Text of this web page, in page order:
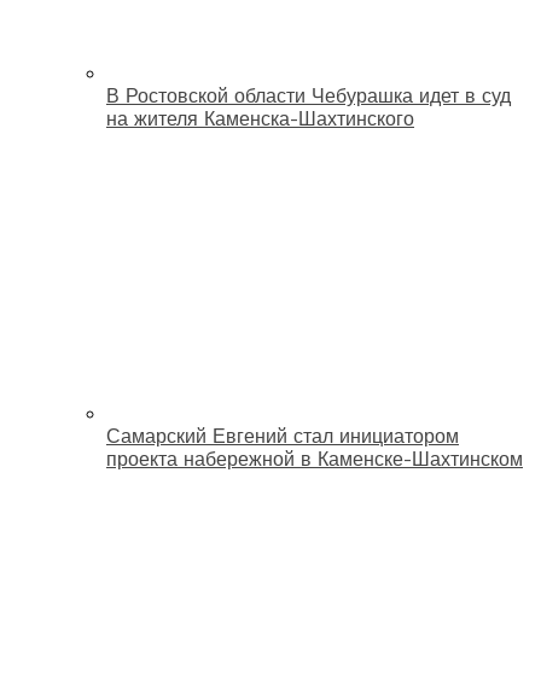
В Ростовской области Чебурашка идет в суд
на жителя Каменска-Шахтинского
Самарский Евгений стал инициатором
проекта набережной в Каменске-Шахтинском